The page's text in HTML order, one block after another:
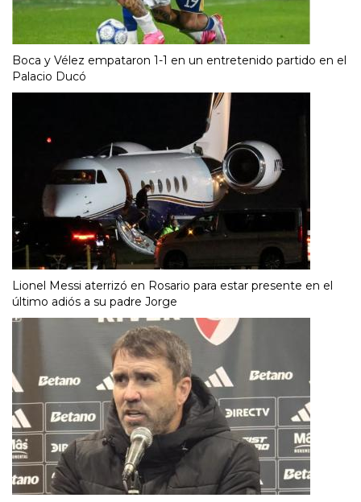
Boca y Vélez empataron 1-1 en un entretenido partido en el
Palacio Ducó
Lionel Messi aterrizó en Rosario para estar presente en el
último adiós a su padre Jorge